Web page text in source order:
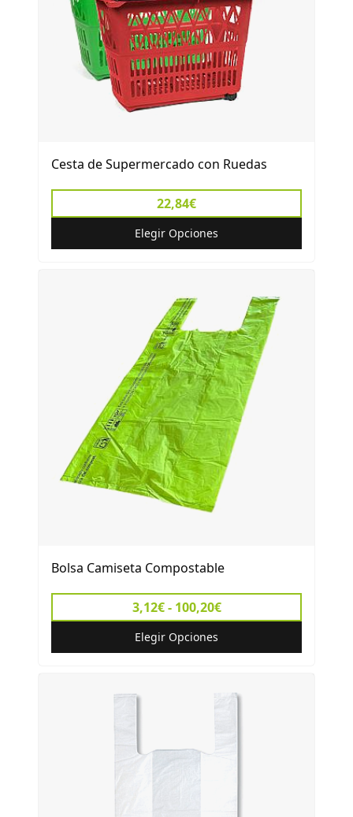
Cesta de Supermercado con Ruedas
22,84€
Elegir Opciones
Bolsa Camiseta Compostable
3,12€ - 100,20€
Elegir Opciones